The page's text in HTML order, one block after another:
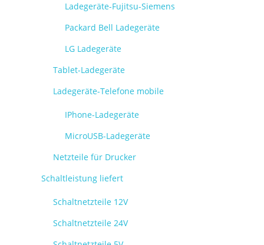
Ladegeräte-Fujitsu-Siemens
Packard Bell Ladegeräte
LG Ladegeräte
Tablet-Ladegeräte
Ladegeräte-Telefone mobile
IPhone-Ladegeräte
MicroUSB-Ladegeräte
Netzteile für Drucker
Schaltleistung liefert
Schaltnetzteile 12V
Schaltnetzteile 24V